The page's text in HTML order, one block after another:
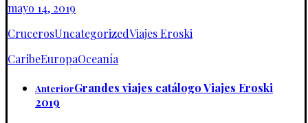
mayo 14, 2019
CrucerosUncategorizedViajes Eroski
CaribeEuropaOceanía
AnteriorGrandes viajes catálogo Viajes Eroski
2019